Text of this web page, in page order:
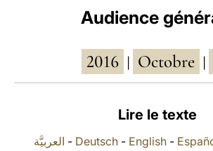
Audience
2016 Octobre
Lire le texte
العربيَّة - Deutsch- English-